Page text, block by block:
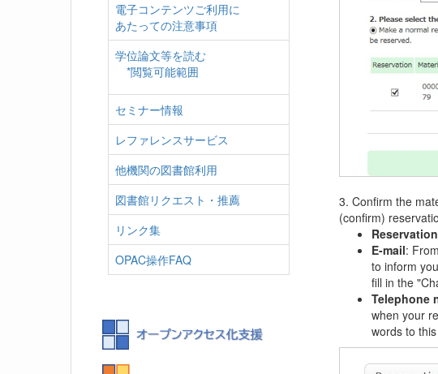
3. Confirm the
(confirm)
E-mail:
to inform
fill in the
Telephone
when your
words to
電子コンテンツご利用に
あたっての注意事項
学位論文等を読む
*閲覧可能範囲
セミナー情報
レファレンスサービス
他機関の図書館利用
図書館リクエスト・推薦
リンク集
OPAC操作FAQ